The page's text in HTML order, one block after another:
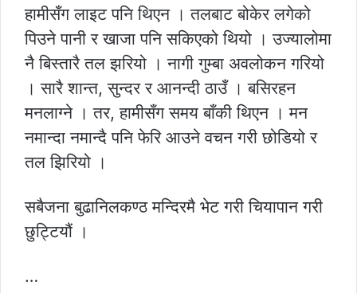
हामीसँग लाइट पनि थिएन । तलबाट बोकेर लगेको
पिउने पानी र खाजा पनि सकिएको थियो । उज्यालोमा
नै बिस्तारै तल झरियो । नागी गुम्बा अवलोकन गरियो
। सारै शान्त, सुन्दर र आनन्दी ठाउँ । बसिरहन
मनलाग्ने । तर, हामीसँग समय बाँकी थिएन । मन
नमान्दा नमान्दै पनि फेरि आउने वचन गरी छोडियो र
तल झिरियो ।
सबैजना बुढानिलकण्ठ मन्दिरमै भेट गरी चियापान गरी
छुट्टियौं ।
…